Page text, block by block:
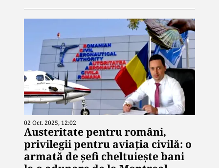
02 Oct. 2025, 12:02
Austeritate pentru români,
privilegii pentru aviația civilă: o
armată de șefi cheltuiește bani